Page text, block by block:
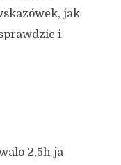
jak
i
2,5h ja